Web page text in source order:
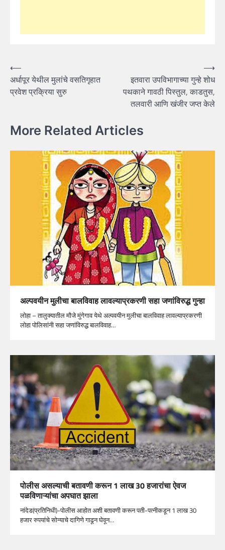
Post
navigation
⟵
अर्धापूर येथील मुलांचे वसतिगृहात
प्रवेश प्रक्रिया सुरु
इतवारा उपविभागाच्या गुन्हे शोध
पथकाने गावठी पिस्तुल, काडतुस,
तलवारी आणि खंजीर जप्त केले
⟶
More Related Articles
अल्पवयीन मुलीचा बालविवाह लावल्याप्रकरणी सहा जणांविरुद्ध गुन्हा
लोहा – तालुक्यातील मौजे मुंगेगाव येथे अल्पवयीन मुलीचा बालविवाह लावल्याप्रकरणी
लोहा पोलिसांनी सहा जणांविरुद्ध बालविवाह…
पोलीस असल्याची बतावणी करून 1 लाख 30 हजारांचा ऐवज
पळविणाऱ्यांचा अपघात झाला
नांदेड(प्रतिनिधी)-पोलीस आहोत अशी बतावणी करून पती-पत्नीकडून 1 लाख 30
हजार रुपयांचे सोन्याचे दागिणे गाढून घेवून…